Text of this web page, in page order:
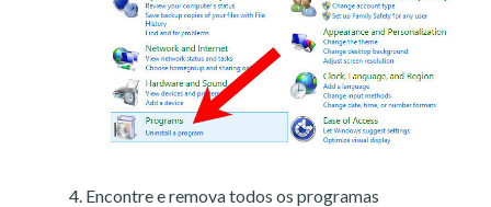
Encontre e remova todos os programas